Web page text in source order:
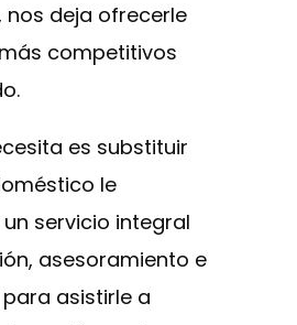
nos deja ofrecerle
competitivos
es substituir
le
servicio integral
asesoramiento e
asistirle a